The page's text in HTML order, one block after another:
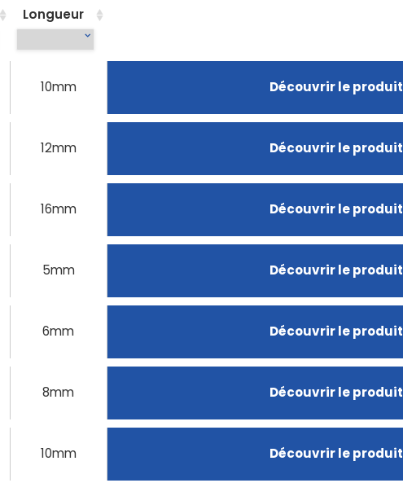
Longueur
10mm Découvrir le produit
12mm Découvrir le produit
16mm Découvrir le produit
5mm Découvrir le produit
6mm Découvrir le produit
8mm Découvrir le produit
10mm Découvrir le produit